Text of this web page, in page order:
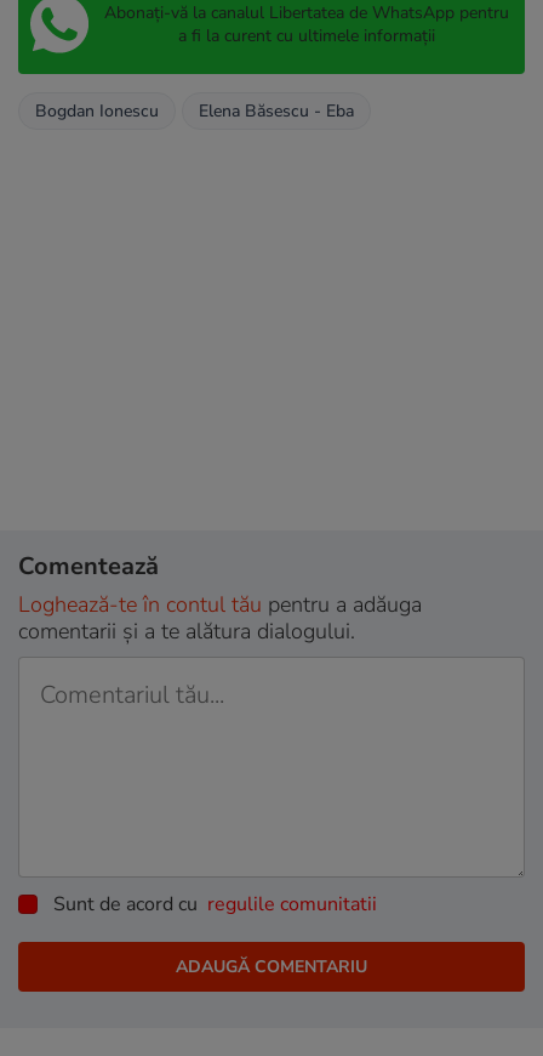
Abonați-vă la canalul Libertatea de WhatsApp pentru
a fi la curent cu ultimele informații
Bogdan Ionescu Elena Băsescu - Eba
Comentează
Loghează-te în contul tău pentru a adăuga
comentarii și a te alătura dialogului.
Sunt de acord cu regulile comunitatii